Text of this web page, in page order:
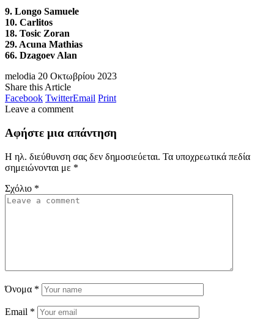
9. Longo Samuele
10. Carlitos
18. Tosic Zoran
29. Acuna Mathias
66. Dzagoev Alan
melodia 20 Οκτωβρίου 2023
Share this Article
Facebook TwitterEmail Print
Leave a comment
Αφήστε μια απάντηση
Η ηλ. διεύθυνση σας δεν δημοσιεύεται. Τα υποχρεωτικά πεδία
σημειώνονται με *
Σχόλιο *
Όνομα *
Email *